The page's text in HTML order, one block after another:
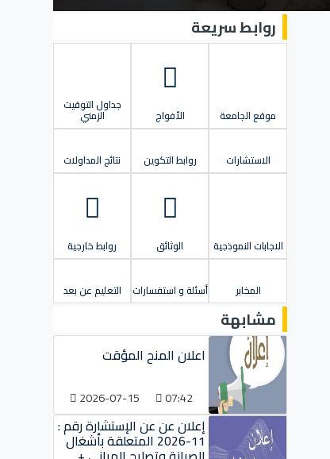
روابط سريعة
موقع الجامعة الأفواج
جداول التوقيت
الزمني
الاستشارات روابط التكوين نتائج المداولات
الاجابات النموذجية الوثائق روابط خارجية
المخابر أسئلة و استفسارات التعليم عن بعد
مشابهة
اعلان المنح المؤقت
07:42
2026-07-15
إعلان عن عن الإستشارة رقم :
11-2026 المتعلقة بأشغال